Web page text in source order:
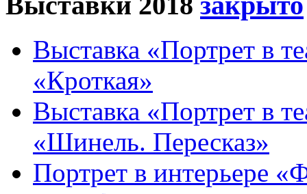
Выставка «Портрет в
«Кроткая»
Выставка «Портрет в
«Шинель. Пересказ»
Портрет в интерьере